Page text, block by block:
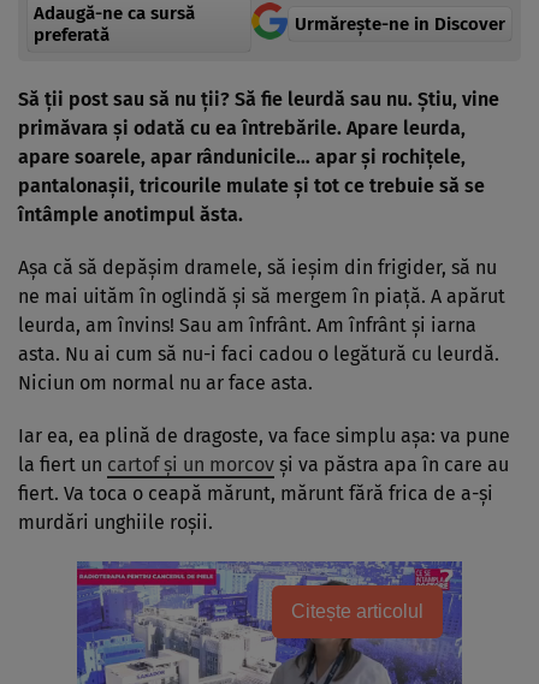
Adaugă-ne ca sursă
preferată
Urmărește-ne in Discover
Să ţii post sau să nu ţii? Să fie leurdă sau nu. Ştiu, vine
primăvara şi odată cu ea întrebările. Apare leurda,
apare soarele, apar rândunicile… apar şi rochiţele,
pantalonaşii, tricourile mulate şi tot ce trebuie să se
întâmple anotimpul ăsta.
Aşa că să depăşim dramele, să ieşim din frigider, să nu
ne mai uităm în oglindă şi să mergem în piaţă. A apărut
leurda, am învins! Sau am înfrânt. Am înfrânt şi iarna
asta. Nu ai cum să nu-i faci cadou o legătură cu leurdă.
Niciun om normal nu ar face asta.
Iar ea, ea plină de dragoste, va face simplu aşa: va pune
la fiert un cartof şi un morcov şi va păstra apa în care au
fiert. Va toca o ceapă mărunt, mărunt fără frica de a-şi
murdări unghiile roşii.
Citește articolul